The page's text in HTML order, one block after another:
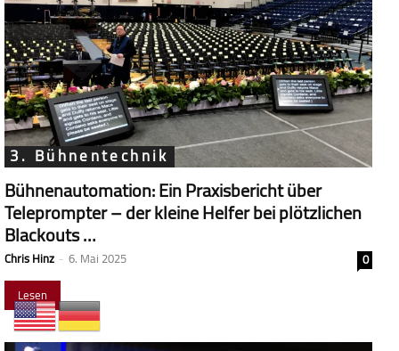
3. Bühnentechnik
Bühnenautomation: Ein Praxisbericht über
Teleprompter – der kleine Helfer bei plötzlichen
Blackouts …
Chris Hinz - 6. Mai 2025
0
Lesen